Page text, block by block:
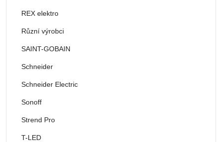
REX elektro
Různí výrobci
SAINT-GOBAIN
Schneider
Schneider Electric
Sonoff
Strend Pro
T-LED